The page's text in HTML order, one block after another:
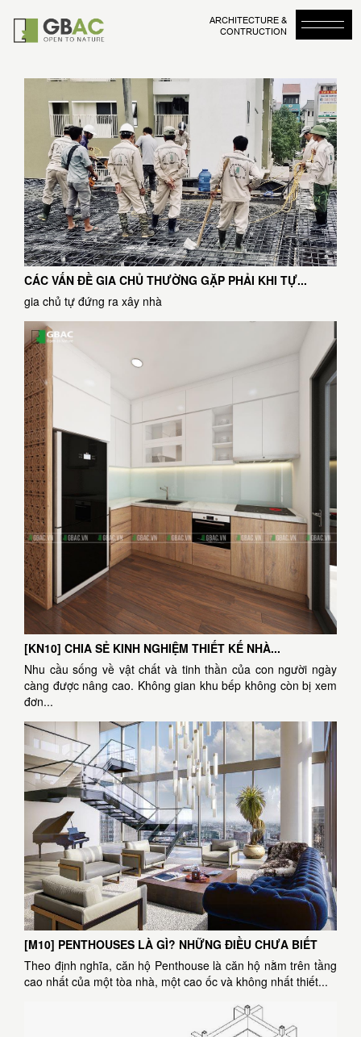
ARCHITECTURE &
CONTRUCTION
CÁC VẤN ĐỀ GIA CHỦ THƯỜNG GẶP PHẢI KHI TỰ...
gia chủ tự đứng ra xây nhà
[KN10] CHIA SẺ KINH NGHIỆM THIẾT KẾ NHÀ...
Nhu cầu sống về vật chất và tinh thần của con người ngày
càng được nâng cao. Không gian khu bếp không còn bị xem
đơn...
[M10] PENTHOUSES LÀ GÌ? NHỮNG ĐIỀU CHƯA BIẾT
Theo định nghĩa, căn hộ Penthouse là căn hộ nằm trên tầng
cao nhất của một tòa nhà, một cao ốc và không nhất thiết...